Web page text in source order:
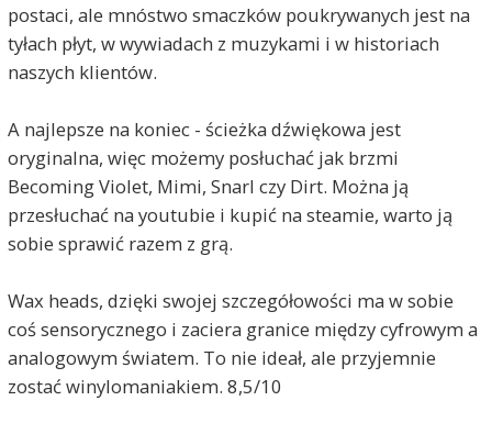
postaci, ale mnóstwo smaczków poukrywanych jest na
tyłach płyt, w wywiadach z muzykami i w historiach
naszych klientów.
A najlepsze na koniec - ścieżka dźwiękowa jest
oryginalna, więc możemy posłuchać jak brzmi
Becoming Violet, Mimi, Snarl czy Dirt. Można ją
przesłuchać na youtubie i kupić na steamie, warto ją
sobie sprawić razem z grą.
Wax heads, dzięki swojej szczegółowości ma w sobie
coś sensorycznego i zaciera granice między cyfrowym a
analogowym światem. To nie ideał, ale przyjemnie
zostać winylomaniakiem. 8,5/10